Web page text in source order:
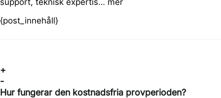
{post_innehåll}
+
-
Hur fungerar den kostnadsfria provperioden?